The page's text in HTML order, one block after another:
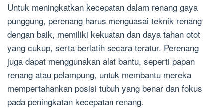
Untuk meningkatkan kecepatan dalam renang gaya
punggung, perenang harus menguasai teknik renang
dengan baik, memiliki kekuatan dan daya tahan otot
yang cukup, serta berlatih secara teratur. Perenang
juga dapat menggunakan alat bantu, seperti papan
renang atau pelampung, untuk membantu mereka
mempertahankan posisi tubuh yang benar dan fokus
pada peningkatan kecepatan renang.